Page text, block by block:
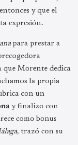
y que el
expresión.
para prestar a
que Morente dedica
la propia
con un
y finalizo con
como bonus
, trazó con su